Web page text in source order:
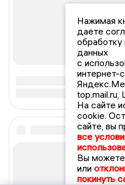
Нажимая
даете
обработку
данных
с
интернет-
top.mail.ru,
На сайте
cookie.
сайте, вы
все
Вы можете
или
покинуть